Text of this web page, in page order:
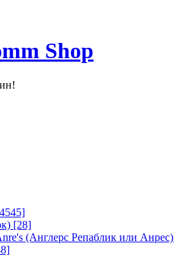
[28]
(Англерс Репаблик или Анрес)